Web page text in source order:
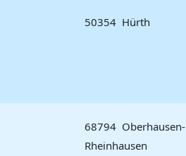
50354 Hürth
68794 Oberhausen-
Rheinhausen